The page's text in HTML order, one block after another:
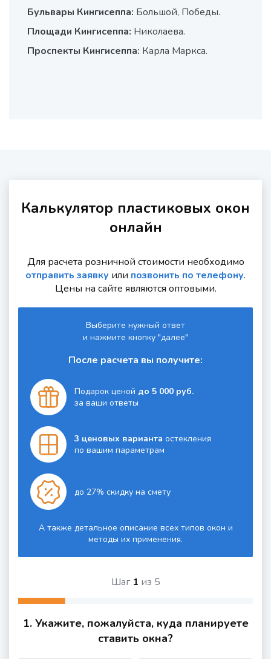
Бульвары Кингисеппа: Большой, Победы.
Площади Кингисеппа: Николаева.
Проспекты Кингисеппа: Карла Маркса.
Калькулятор пластиковых окон
онлайн
Для расчета розничной стоимости необходимо
отправить заявку или позвонить по телефону.
Цены на сайте являются оптовыми.
Выберите нужный ответ
и нажмите кнопку "далее"
После расчета вы получите:
Подарок ценой до 5 000 руб.
за ваши ответы
3 ценовых вариантаостекления
по вашим параметрам
до 27% скидку на смету
А также детальное описание всех типов окон и
методы их применения.
Шаг 1 из 5
1. Укажите, пожалуйста, куда планируете
ставить окна?